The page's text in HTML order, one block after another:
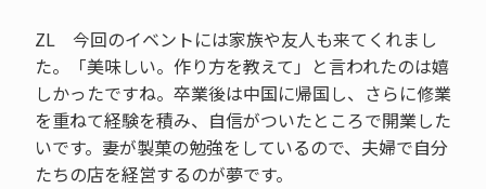
ZL 今回のイベントには家族や友人も来てくれまし
た。「美味しい。作り方を教えて」と言われたのは嬉
しかったですね。卒業後は中国に帰国し、さらに修業
を重ねて経験を積み、自信がついたところで開業した
いです。妻が製菓の勉強をしているので、夫婦で自分
たちの店を経営するのが夢です。